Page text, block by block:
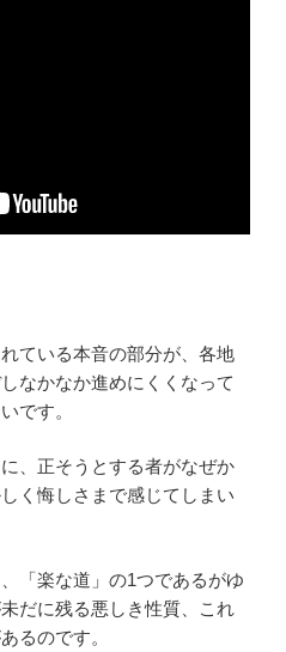
ている本音の部分が、各地
なかなか進めにくくなって
です。
、正そうとする者がなぜか
く悔しさまで感じてしまい
「楽な道」の1つであるがゆ
だに残る悪しき性質、これ
るのです。